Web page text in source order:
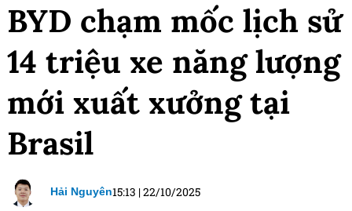
BYD chạm mốc lịch sử
14 triệu xe năng lượng
mới xuất xưởng tại
Brasil
Hải Nguyên15:13 |22/10/2025